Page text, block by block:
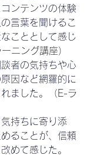
ンテンツの体験
言葉を聞けるこ
こととして感じ
ーニング講座）
者の気持ちや心
因など網羅的に
ました。
（E-ラ
持ちに寄り添
ることが、信頼
めて感じた。